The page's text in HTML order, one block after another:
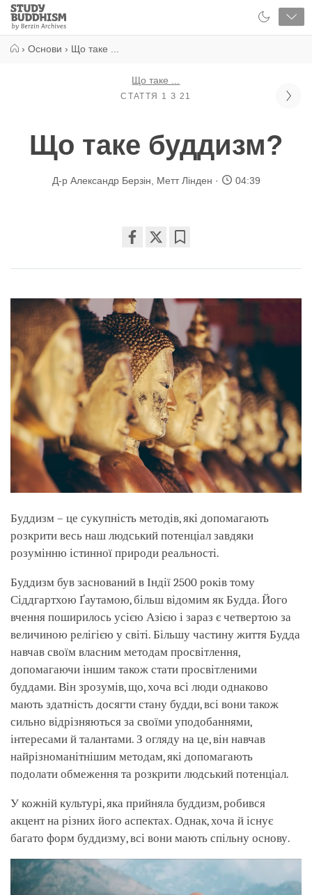
Close
Study
Buddhism
› Основи › Що таке ...
Що таке ...
СТАТТЯ 1 З 21
Що таке буддизм?
Д-р Александр Берзін Метт Лінден 04:39
on
Буддизм – це сукупність методів, які допомагають
розкрити весь наш людський потенціал завдяки
розумінню істинної природи реальності.
Буддизм був заснований в Індії 2500 років тому
Сіддгартхою Ґаутамою, більш відомим як Будда. Його
вчення поширилось усією Азією і зараз є четвертою за
величиною релігією у світі. Більшу частину життя Будда
навчав своїм власним методам просвітлення,
допомагаючи іншим також стати просвітленими
буддами. Він зрозумів, що, хоча всі люди однаково
мають здатність досягти стану будди, всі вони також
сильно відрізняються за своїми уподобаннями,
інтересами й талантами. З огляду на це, він навчав
найрізноманітнішим методам, які допомагають
подолати обмеження та розкрити людський потенціал.
У кожній культурі, яка прийняла буддизм, робився
акцент на різних його аспектах. Однак, хоча й існує
багато форм буддизму, всі вони мають спільну основу.